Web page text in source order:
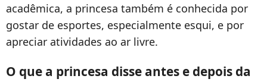
acadêmica, a princesa também é conhecida por
gostar de esportes, especialmente esqui, e por
apreciar atividades ao ar livre.
O que a princesa disse antes e depois da